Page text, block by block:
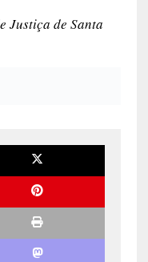
Justiça de Santa